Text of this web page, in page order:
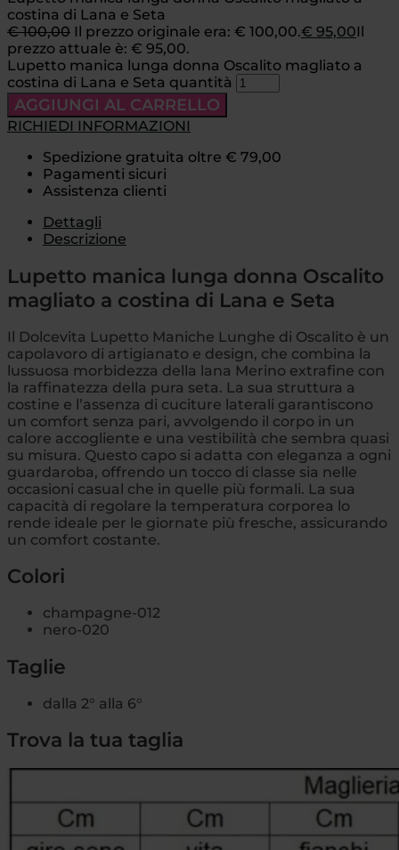
costina di Lana e Seta
€100,00 Il prezzo originale era: € 100,00.€ 95,00Il
prezzo attuale è: € 95,00.
Lupetto manica lunga donna Oscalito magliato a
costina di Lana e Seta quantità
AGGIUNGI AL CARRELLO
RICHIEDI INFORMAZIONI
Spedizione gratuita oltre € 79,00
Pagamenti sicuri
Assistenza clienti
Dettagli
Descrizione
Lupetto manica lunga donna Oscalito
magliato a costina di Lana e Seta
Il Dolcevita Lupetto Maniche Lunghe di Oscalito è un
capolavoro di artigianato e design, che combina la
lussuosa morbidezza della lana Merino extrafine con
la raffinatezza della pura seta. La sua struttura a
costine e l’assenza di cuciture laterali garantiscono
un comfort senza pari, avvolgendo il corpo in un
calore accogliente e una vestibilità che sembra quasi
su misura. Questo capo si adatta con eleganza a ogni
guardaroba, offrendo un tocco di classe sia nelle
occasioni casual che in quelle più formali. La sua
capacità di regolare la temperatura corporea lo
rende ideale per le giornate più fresche, assicurando
un comfort costante.
Colori
champagne-012
nero-020
Taglie
dalla 2° alla 6°
Trova la tua taglia